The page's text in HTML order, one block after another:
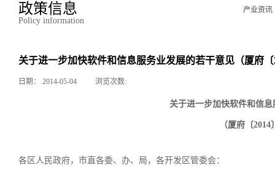
政策信息
Policy information
产业资讯
关于进一步加快软件和信息服务业发展的若干意见（厦府〔
日期： 2014-05-04 浏览次数:
关于进一步加快软件和信
（厦府〔2014
各区人民政府，市直各委、办、局，各开发区管委会：